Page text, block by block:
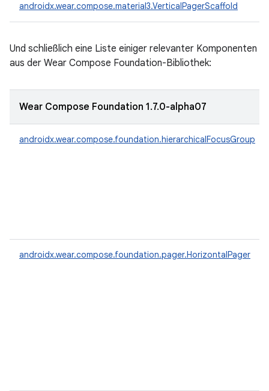
androidx.wear.compose.material3.VerticalPagerScaffold
Und schließlich eine Liste einiger relevanter Komponenten
aus der Wear Compose Foundation-Bibliothek:
Wear Compose Foundation 1.7.0-alpha07
androidx.wear.compose.foundation.hierarchicalFocusGroup
androidx.wear.compose.foundation.pager.HorizontalPager